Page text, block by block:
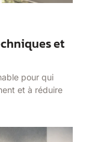
et
pour qui
et à réduire